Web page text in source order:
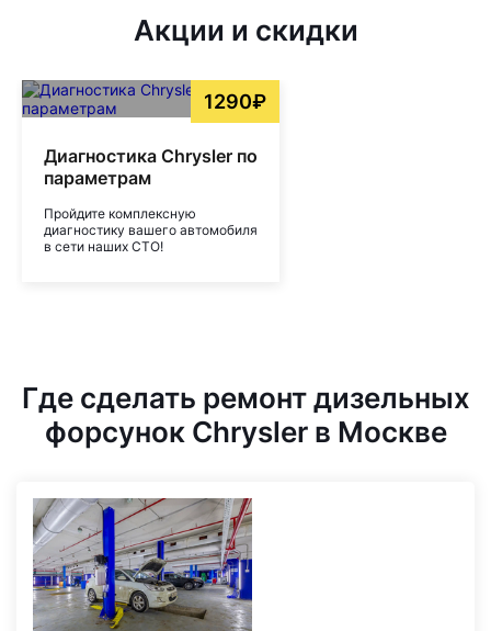
Акции и скидки
1290₽
Диагностика Chrysler по
параметрам
Пройдите комплексную
диагностику вашего автомобиля
в сети наших СТО!
Где сделать ремонт дизельных
форсунок Chrysler в Москве